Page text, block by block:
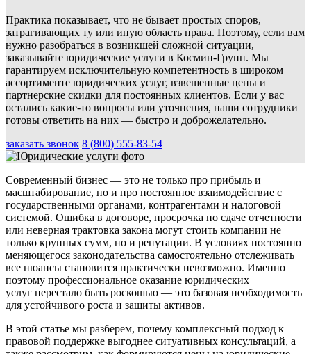
Практика показывает, что не бывает простых споров,
затрагивающих ту или иную область права. Поэтому, если вам
нужно разобраться в возникшей сложной ситуации,
заказывайте юридические услуги в Космин-Групп. Мы
гарантируем исключительную компетентность в широком
ассортименте юридических услуг, взвешенные цены и
партнерские скидки для постоянных клиентов. Если у вас
остались какие-то вопросы или уточнения, наши сотрудники
готовы ответить на них — быстро и доброжелательно.
заказать звонок 8 (800) 555-83-54
Современный бизнес — это не только про прибыль и
масштабирование, но и про постоянное взаимодействие с
государственными органами, контрагентами и налоговой
системой. Ошибка в договоре, просрочка по сдаче отчетности
или неверная трактовка закона могут стоить компании не
только крупных сумм, но и репутации. В условиях постоянно
меняющегося законодательства самостоятельно отслеживать
все нюансы становится практически невозможно. Именно
поэтому профессиональное оказание юридических
услуг перестало быть роскошью — это базовая необходимость
для устойчивого роста и защиты активов.
В этой статье мы разберем, почему комплексный подход к
правовой поддержке выгоднее ситуативных консультаций, а